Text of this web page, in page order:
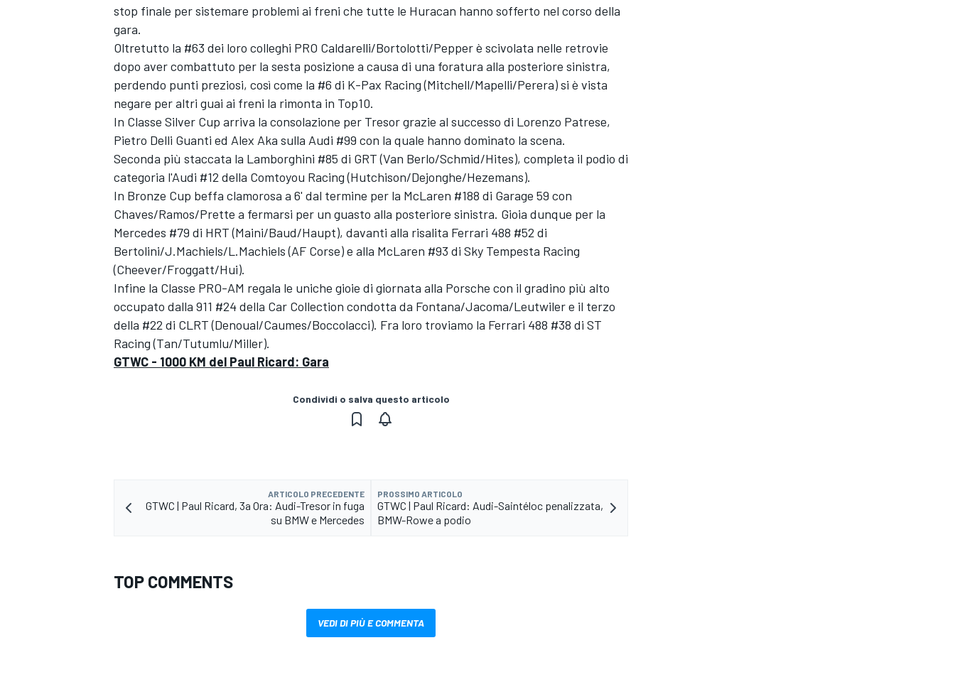
RALLY
stop finale per sistemare problemi ai freni che tutte le Huracan hanno sofferto nel corso della
gara.
Oltretutto la #63 dei loro colleghi PRO Caldarelli/Bortolotti/Pepper è scivolata nelle retrovie
dopo aver combattuto per la sesta posizione a causa di una foratura alla posteriore sinistra,
perdendo punti preziosi, così come la #6 di K-Pax Racing (Mitchell/Mapelli/Perera) si è vista
negare per altri guai ai freni la rimonta in Top10.
In Classe Silver Cup arriva la consolazione per Tresor grazie al successo di Lorenzo Patrese,
Pietro Delli Guanti ed Alex Aka sulla Audi #99 con la quale hanno dominato la scena.
Seconda più staccata la Lamborghini #85 di GRT (Van Berlo/Schmid/Hites), completa il podio di
categoria l'Audi #12 della Comtoyou Racing (Hutchison/Dejonghe/Hezemans).
In Bronze Cup beffa clamorosa a 6' dal termine per la McLaren #188 di Garage 59 con
Chaves/Ramos/Prette a fermarsi per un guasto alla posteriore sinistra. Gioia dunque per la
Mercedes #79 di HRT (Maini/Baud/Haupt), davanti alla risalita Ferrari 488 #52 di
Bertolini/J.Machiels/L.Machiels (AF Corse) e alla McLaren #93 di Sky Tempesta Racing
(Cheever/Froggatt/Hui).
Infine la Classe PRO-AM regala le uniche gioie di giornata alla Porsche con il gradino più alto
occupato dalla 911 #24 della Car Collection condotta da Fontana/Jacoma/Leutwiler e il terzo
della #22 di CLRT (Denoual/Caumes/Boccolacci). Fra loro troviamo la Ferrari 488 #38 di ST
Racing (Tan/Tutumlu/Miller).
GTWC - 1000 KM del Paul Ricard: Gara
Condividi o salva questo articolo
ARTICOLO PRECEDENTE
GTWC | Paul Ricard, 3a Ora: Audi-Tresor in fuga
su BMW e Mercedes
PROSSIMO ARTICOLO
GTWC | Paul Ricard: Audi-Saintéloc penalizzata,
BMW-Rowe a podio
TOP COMMENTS
VEDI DI PIÙ E COMMENTA